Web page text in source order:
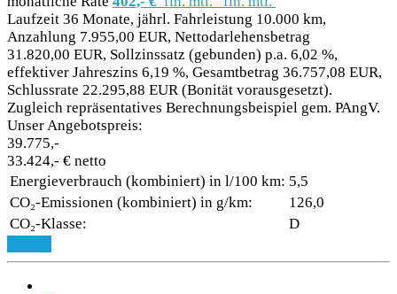
Laufzeit 36 Monate, jährl. Fahrleistung 10.000 km,
Anzahlung 7.955,00 EUR, Nettodarlehensbetrag
31.820,00 EUR, Sollzinssatz (gebunden) p.a. 6,02 %,
effektiver Jahreszins 6,19 %, Gesamtbetrag 36.757,08 EUR,
Schlussrate 22.295,88 EUR (Bonität vorausgesetzt).
Zugleich repräsentatives Berechnungsbeispiel gem. PAngV.
Unser Angebotspreis:
39.775,-
33.424,- € netto
Energieverbrauch (kombiniert) in l/100 km: 5,5
CO₂-Emissionen (kombiniert) in g/km:
126,0
CO₂-Klasse:
D